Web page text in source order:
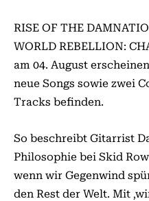
RISE OF THE
WORLD REBELLION:
am 04. August
neue Songs sowie zwei
Tracks befinden.
So beschreibt Gitarrist
Philosophie bei Skid
wenn wir Gegenwind
den Rest der Welt. Mit